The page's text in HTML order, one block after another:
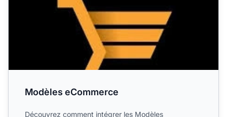
Modèles eCommerce
Découvrez comment intégrer les Modèles